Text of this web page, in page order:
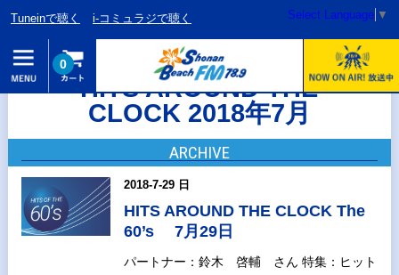
Tuneinで聴く i-コミュラジで聴く Select Language ▼
0
HITS AROUND THE
CLOCK 2018年7月
ARCHIVE
2018-7-29 日
HITS AROUND THE CLOCK The
60’s 7月29日
パートナー：鈴木 啓輔 さん 特集：ヒット